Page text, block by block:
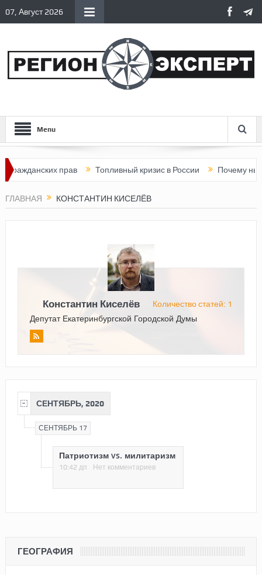
07, Август 2026
Menu
прав Топливный кризис в России Почему
ГЛАВНАЯ КОНСТАНТИН КИСЕЛЁВ
Константин Киселёв Количество статей: 1
Депутат Екатеринбургской Городской Думы
СЕНТЯБРЬ, 2020
СЕНТЯБРЬ 17
Патриотизм vs. милитаризм
10:42 дп Нет комментариев
ГЕОГРАФИЯ